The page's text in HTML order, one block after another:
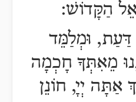
הַקָּדוֹשׁ:
דַּעַת, וּמְלַמֵּד
מֵאִתְּךָ חָכְמָה
אַתָּה יְיָ, חוֹנֵן